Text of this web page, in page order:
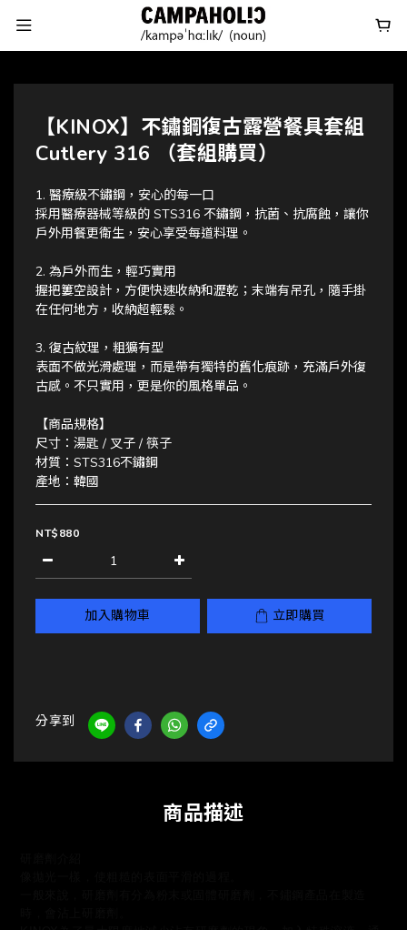
【KINOX】不鏽鋼復古露營餐具套組
Cutlery 316 （套組購買）
1. 醫療級不鏽鋼，安心的每一口
採用醫療器械等級的 STS316 不鏽鋼，抗菌、抗腐蝕，讓你
戶外用餐更衛生，安心享受每道料理。
2. 為戶外而生，輕巧實用
握把簍空設計，方便快速收納和瀝乾；末端有吊孔，隨手掛
在任何地方，收納超輕鬆。
3. 復古紋理，粗獷有型
表面不做光滑處理，而是帶有獨特的舊化痕跡，充滿戶外復
古感。不只實用，更是你的風格單品。
【商品規格】
尺寸：湯匙 / 叉子 / 筷子
材質：STS316不鏽鋼
產地：韓國
NT$880
加入購物車 立即購買
分享到
商品描述